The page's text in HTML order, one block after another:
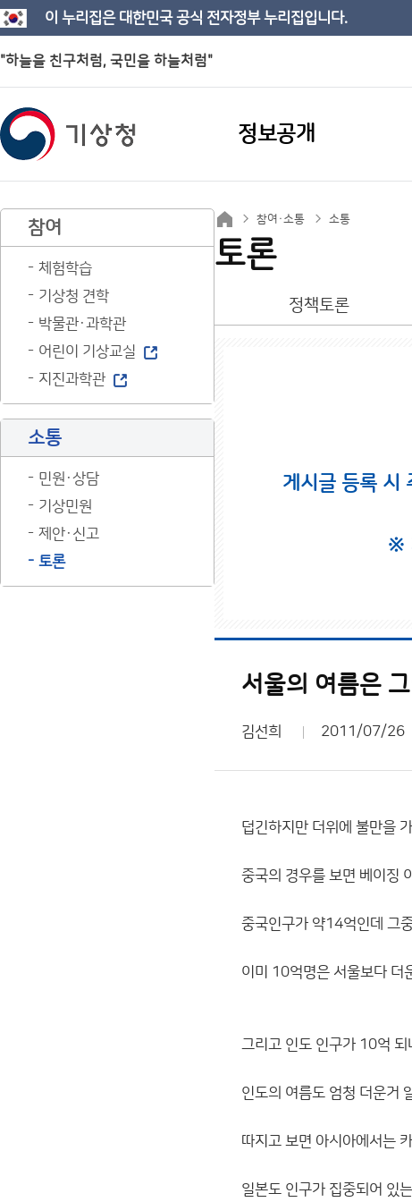
이 누리집은 대한민국 공식 전자정부 누리집입니다.
"하늘을 친구처럼, 국민을 하늘처럼"
정보공개
참여
체험학습
기상청 견학
박물관·과학관
어린이 기상교실
지진과학관
소통
민원·상담
기상민원
제안·신고
토론
참여·소통 소통
토론
정책토론
게시글 등록 시
※
서울의 여름은
김선희 2011/07/26
덥긴하지만 더위에 불만을
중국의 경우를 보면 베이징
중국인구가 약14억인데 그
이미 10억명은 서울보다 더
그리고 인도 인구가 10억 되
인도의 여름도 엄청 더운거
따지고 보면 아시아에서는
일본도 인구가 집중되어 있